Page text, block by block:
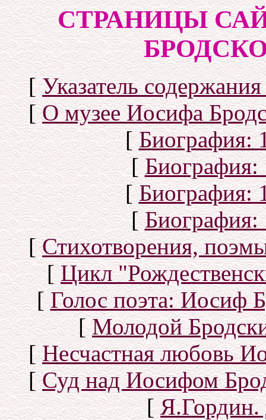
СТРАНИЦЫ
[Указатель
[О музее Иосифа
[Биография:
[Биография:
[Биография:
[Биография:
[Стихотворения,
[Цикл
[Голос поэта: Иосиф
[Молодой
[Несчастная любовь
[Суд над Иосифом
[Я.Гордин.